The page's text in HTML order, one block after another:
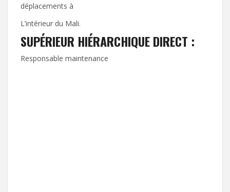
déplacements à
L’intérieur du Mali.
SUPÉRIEUR HIÉRARCHIQUE DIRECT :
Responsable maintenance